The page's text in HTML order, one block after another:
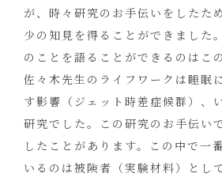
が、時々研究のお手伝いをしたた
少の知見を得ることができました
のことを語ることができるのはこ
佐々木先生のライフワークは睡眠
す影響（ジェット時差症候群）、
研究でした。この研究のお手伝い
したことがあります。この中で一
いるのは被険者（実験材料）とし